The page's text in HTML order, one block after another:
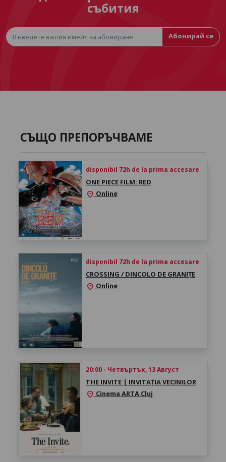
събития
Абонирай се
СЪЩО ПРЕПОРЪЧВАМЕ
disponibil 72h de la prima accesare
ONE PIECE FILM: RED
location_on Online
disponibil 72h de la prima accesare
CROSSING / DINCOLO DE GRANIȚE
location_on Online
20:00 - Четвъртък, 13 Август
THE INVITE | INVITAȚIA VECINILOR
location_on Cinema ARTA Cluj